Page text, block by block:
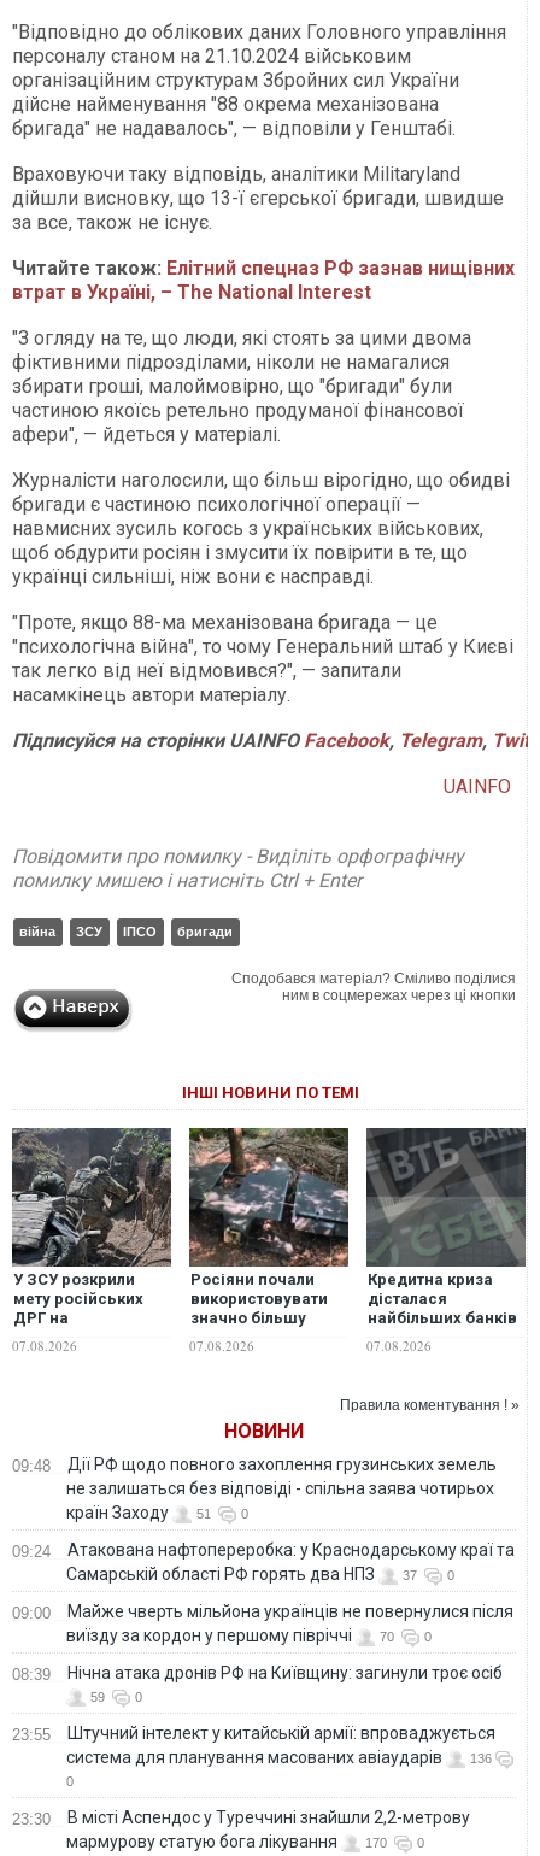
"Відповідно до облікових даних Головного управління
персоналу станом на 21.10.2024 військовим
організаційним структурам Збройних сил України
дійсне найменування "88 окрема механізована
бригада" не надавалось", — відповіли у Генштабі.
Враховуючи таку відповідь, аналітики Militaryland
дійшли висновку, що 13-ї єгерської бригади, швидше
за все, також не існує.
Читайте також: Елітний спецназ РФ зазнав нищівних
втрат в Україні, – The National Interest
"З огляду на те, що люди, які стоять за цими двома
фіктивними підрозділами, ніколи не намагалися
збирати гроші, малоймовірно, що "бригади" були
частиною якоїсь ретельно продуманої фінансової
афери", — йдеться у матеріалі.
Журналісти наголосили, що більш вірогідно, що обидві
бригади є частиною психологічної операції —
навмисних зусиль когось з українських військових,
щоб обдурити росіян і змусити їх повірити в те, що
українці сильніші, ніж вони є насправді.
"Проте, якщо 88-ма механізована бригада — це
"психологічна війна", то чому Генеральний штаб у Києві
так легко від неї відмовився?", — запитали
насамкінець автори матеріалу.
Підписуйся на сторінки UAINFO Facebook, Telegram,
UAINFO
Повідомити про помилку - Виділіть орфографічну
помилку мишею і натисніть Ctrl + Enter
війна ЗСУ ІПСО бригади
Сподобався матеріал? Сміливо поділися
ним в соцмережах через ці кнопки
ІНШІ НОВИНИ ПО ТЕМІ
У ЗСУ розкрили
мету російських
ДРГ на
напрямку
07.08.2026
Росіяни почали
використовувати
значно більшу
"Гербера", - "Флеш"
07.08.2026
Кредитна криза
дісталася
найбільших банків
07.08.2026
Правила коментування ! »
НОВИНИ
09:48
Дії РФ щодо повного захоплення грузинських земель
не залишаться без відповіді - спільна заява чотирьох
країн Заходу
51 0
09:24
Атакована нафтопереробка: у Краснодарському краї та
Самарській області РФ горять два НПЗ
37 0
09:00
Майже чверть мільйона українців не повернулися після
виїзду за кордон у першому півріччі
70 0
08:39 Нічна атака дронів РФ на Київщину: загинули троє осіб
59 0
23:55
Штучний інтелект у китайській армії: впроваджується
система для планування масованих авіаударів
136
0
23:30
В місті Аспендос у Туреччині знайшли 2,2-метрову
мармурову статую бога лікування
170 0